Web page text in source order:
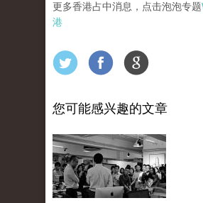
更多香港占中消息，点击泡泡专题
港
您可能感兴趣的文章